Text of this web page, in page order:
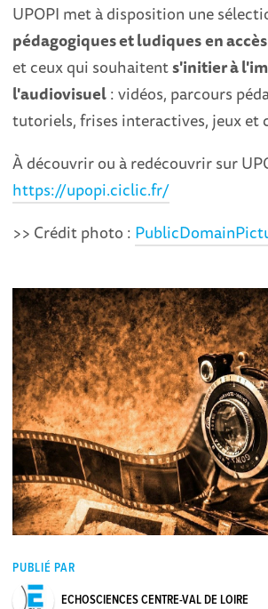
UPOPI met à disposition une
pédagogiques et ludiquesen
et ceux qui souhaitents'initier à
l'audiovisuel: vidéos, parcours
tutoriels, frises interactives, jeux et
À découvrir ou à redécouvrir sur
https://upopi.ciclic.fr/
>> Crédit photo :
PUBLIÉ PAR
ECHOSCIENCES CENTRE-VAL DE LOIRE